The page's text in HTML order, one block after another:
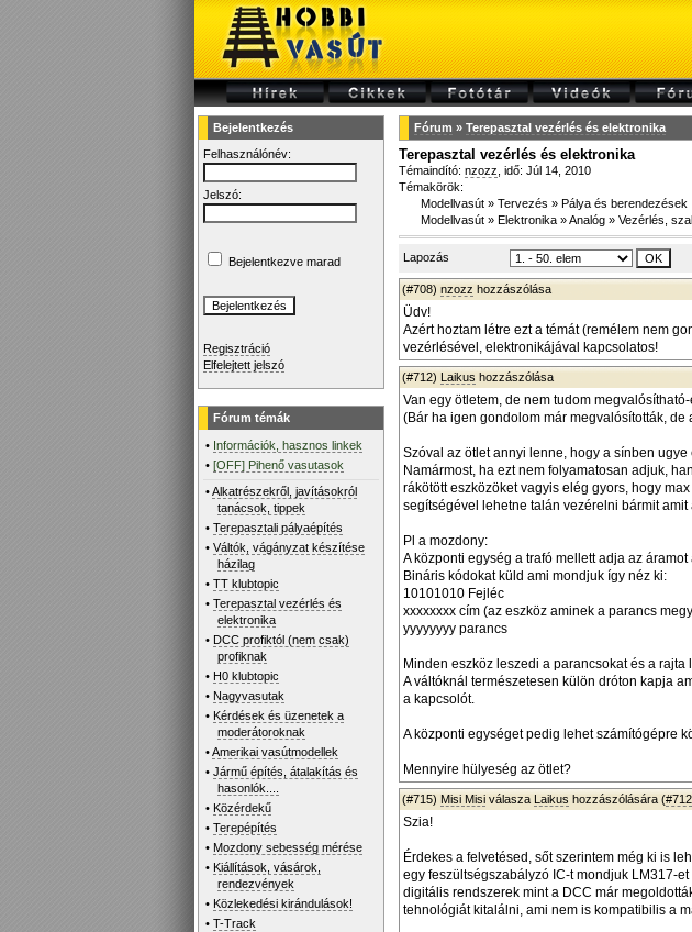
Bejelentkezés
Felhasználónév:
Jelszó:
Bejelentkezve marad
Regisztráció
Elfelejtett jelszó
Fórum témák
• Információk, hasznos linkek
•[OFF] Pihenő vasutasok
•Alkatrészekről, javításokról
tanácsok, tippek
•Terepasztali pályaépítés
•Váltók, vágányzat készítése
házilag
•TT klubtopic
•Terepasztal vezérlés és
elektronika
• DCC profiktól (nem csak)
profiknak
• H0 klubtopic
• Nagyvasutak
• Kérdések és üzenetek a
moderátoroknak
•Amerikai vasútmodellek
•Jármű építés, átalakítás és
hasonlók....
• Közérdekű
•Terepépítés
• Mozdony sebesség mérése
• Kiállítások, vásárok,
rendezvények
• Közlekedési kirándulások!
•T-Track
Fórum » Terepasztal vezérlés és elektronika
Terepasztal vezérlés és elektronika
Témaindító: nzozz , idő: Júl 14, 2010
Témakörök:
Modellvasút » Tervezés » Pálya és berendezések
Modellvasút » Elektronika »Analóg » Vezérlés,
Lapozás
(#708) nzozz hozzászólása
Üdv!
Azért hoztam létre ezt a témát (remélem nem
vezérlésével, elektronikájával kapcsolatos!
(#712) Laikus hozzászólása
Van egy ötletem, de nem tudom megvalósítható-
(Bár ha igen gondolom már megvalósították, de
Szóval az ötlet annyi lenne, hogy a sínben
Namármost, ha ezt nem folyamatosan adjuk,
rákötött eszközöket vagyis elég gyors, hogy
segítségével lehetne talán vezérelni bármit amit
Pl a mozdony:
A központi egység a trafó mellett adja az
Bináris kódokat küld ami mondjuk így néz ki:
10101010 Fejléc
xxxxxxxx cím (az eszköz aminek a parancs
yyyyyyyy parancs
Minden eszköz leszedi a parancsokat és a
A váltóknál természetesen külön dróton kapja
a kapcsolót.
A központi egységet pedig lehet számítógépre
Mennyire hülyeség az ötlet?
(#715) Misi Misi válasza Laikus hozzászólására (#712
Szia!
Érdekes a felvetésed, sőt szerintem még ki is
egy feszültségszabályzó IC-t mondjuk LM317-
digitális rendszerek mint a DCC már
tehnológiát kitalálni, ami nem is kompatibilis a